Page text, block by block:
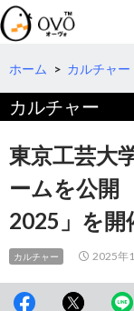
検
索
コ
テ
ツ
へ
移
動
ホーム > カルチャー
カルチャー
東京工芸大
ームを公開
2025」を開
カルチャー 2025年